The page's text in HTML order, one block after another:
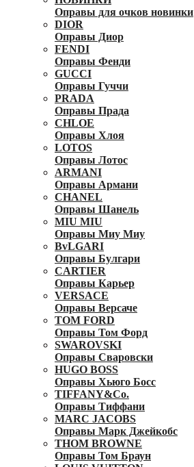
Оправы для очков новинки
DIOR
Оправы Диор
FENDI
Оправы Фенди
GUCCI
Оправы Гуччи
PRADA
Оправы Прада
CHLOE
Оправы Хлоя
LOTOS
Оправы Лотос
ARMANI
Оправы Армани
CHANEL
Оправы Шанель
MIU MIU
Оправы Миу Миу
BvLGARI
Оправы Булгари
CARTIER
Оправы Карьер
VERSACE
Оправы Версаче
TOM FORD
Оправы Том Форд
SWAROVSKI
Оправы Сваровски
HUGO BOSS
Оправы Хьюго Босс
TIFFANY&Co.
Оправы Тиффани
MARC JACOBS
Оправы Марк Джейкобс
THOM BROWNE
Оправы Том Браун